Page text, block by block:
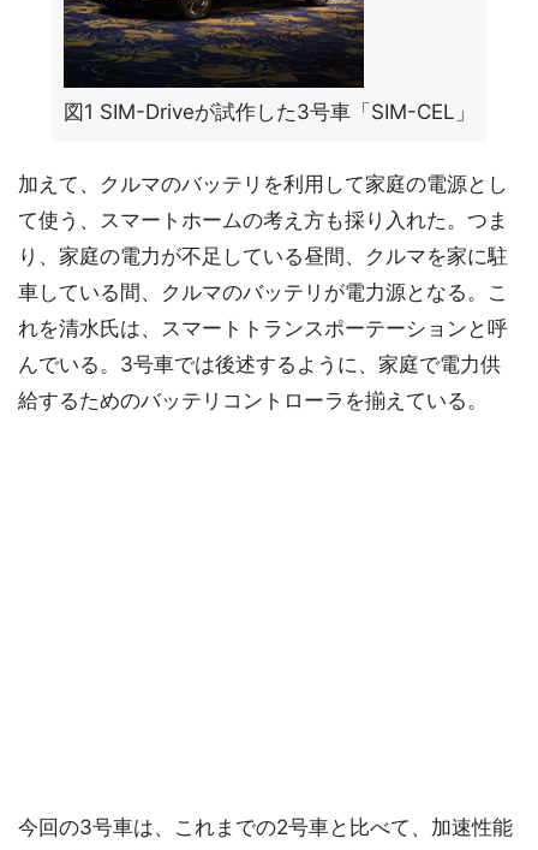
図1 SIM-Driveが試作した3号車「SIM-CEL」
加えて、クルマのバッテリを利用して家庭の電源とし
て使う、スマートホームの考え方も採り入れた。つま
り、家庭の電力が不足している昼間、クルマを家に駐
車している間、クルマのバッテリが電力源となる。こ
れを清水氏は、スマートトランスポーテーションと呼
んでいる。3号車では後述するように、家庭で電力供
給するためのバッテリコントローラを揃えている。
今回の3号車は、これまでの2号車と比べて、加速性能